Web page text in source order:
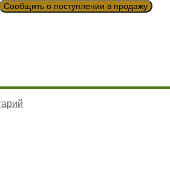
Сообщить о поступлении в продажу